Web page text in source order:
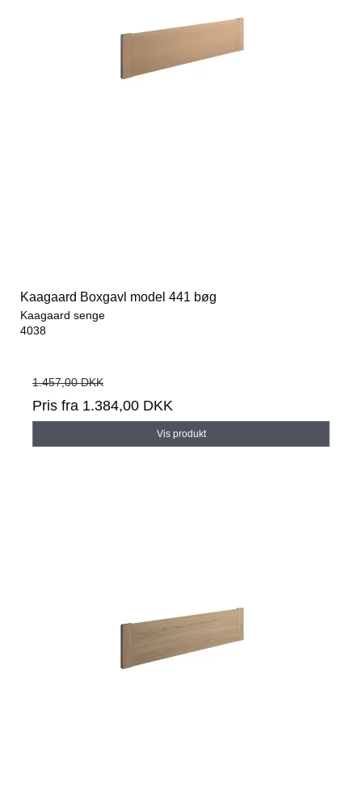
Kaagaard Boxgavl model 441 bøg
Kaagaard senge
4038
1.457,00 DKK
Pris fra 1.384,00 DKK
Vis produkt